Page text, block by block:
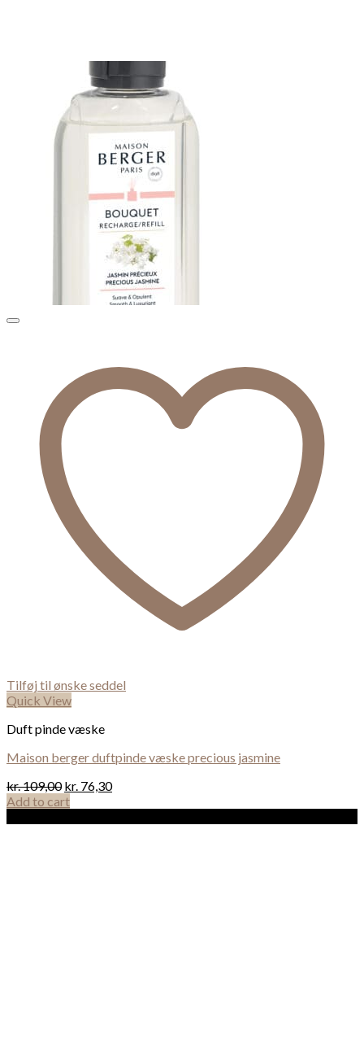
Tilføj til ønske seddel
Quick View
Duft pinde væske
Maison berger duftpinde væske precious jasmine
kr.109,00 kr. 76,30
Add to cart